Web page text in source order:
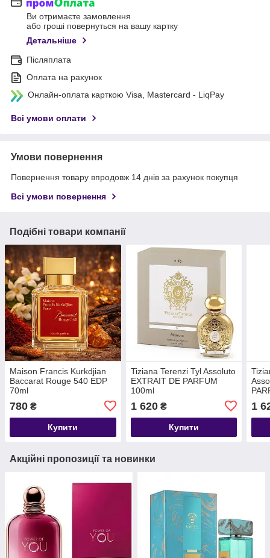
Ви отримаєте замовлення
або гроші повернуться на вашу картку
Детальніше
Післяплата
Оплата на рахунок
Онлайн-оплата карткою Visa, Mastercard - LiqPay
Всі умови оплати
Умови повернення
Повернення товару впродовж 14 днів за рахунок покупця
Всі умови повернення
Подібні товари компанії
Maison Francis Kurkdjian
Baccarat Rouge 540 EDP
70ml
780 ₴
Купити
Tiziana Terenzi Tyl Assoluto
EXTRAIT DE PARFUM
100ml
1 620₴
Купити
1
Акційні пропозиції та новинки